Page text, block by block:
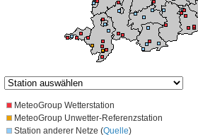
MeteoGroup Wetterstation
MeteoGroup Unwetter-Referenzstation
Station anderer Netze (Quelle)